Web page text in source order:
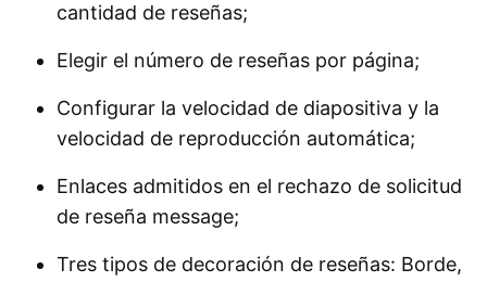
cantidad de reseñas;
Elegir el número de reseñas por página;
Configurar la velocidad de diapositiva y la
velocidad de reproducción automática;
Enlaces admitidos en el rechazo de solicitud
de reseña message;
Tres tipos de decoración de reseñas: Borde,